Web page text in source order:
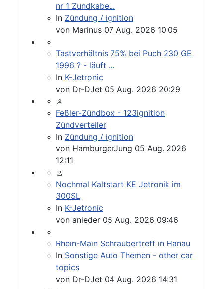
nr 1 Zundkabe...
In Zündung / ignition
von Marinus 07 Aug. 2026 10:05
Tastverhältnis 75% bei Puch 230 GE
1996 ? - läuft ...
In K-Jetronic
von Dr-DJet 05 Aug. 2026 20:29
Feßler-Zündbox - 123ignition
Zündverteiler
In Zündung / ignition
von HamburgerJung 05 Aug. 2026
12:11
Nochmal Kaltstart KE Jetronik im
300SL
In K-Jetronic
von anieder 05 Aug. 2026 09:46
Rhein-Main Schraubertreff in Hanau
In Sonstige Auto Themen - other car
topics
von Dr-DJet 04 Aug. 2026 14:31